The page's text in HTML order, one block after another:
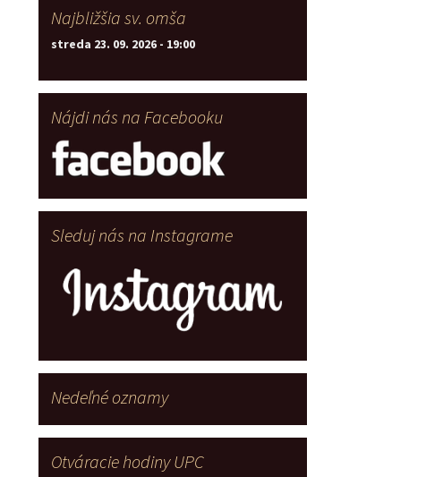
Najbližšia sv. omša
streda 23. 09. 2026 - 19:00
Nájdi nás na Facebooku
Sleduj nás na Instagrame
Nedeľné oznamy
Otváracie hodiny UPC